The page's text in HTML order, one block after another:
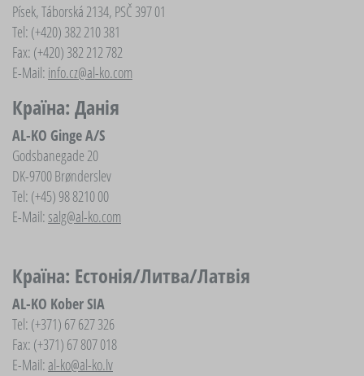
Písek, Táborská 2134, PSČ 397 01
Tel: (+420) 382 210 381
Fax: (+420) 382 212 782
E-Mail: info.cz@al-ko.com
Країна: Данія
AL-KO Ginge A/S
Godsbanegade 20
DK-9700 Brønderslev
Tel: (+45) 98 8210 00
E-Mail:salg@al-ko.com
Країна: Естонія/Литва/Латвія
AL-KO Kober SIA
Tel: (+371) 67 627 326
Fax: (+371) 67 807 018
E-Mail:al-ko@al-ko.lv